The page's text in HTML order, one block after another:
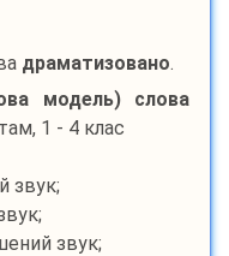
драматизовано.
модель) слова
1 - 4 клас
звук;
звук;